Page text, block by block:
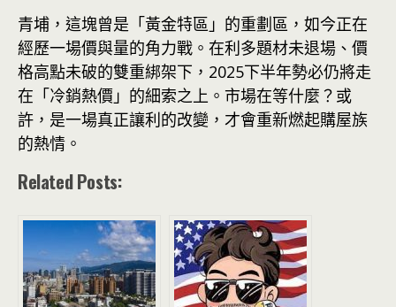
青埔，這塊曾是「黃金特區」的重劃區，如今正在
經歷一場價與量的角力戰。在利多題材未退場、價
格高點未破的雙重綁架下，2025下半年勢必仍將走
在「冷銷熱價」的細索之上。市場在等什麼？或
許，是一場真正讓利的改變，才會重新燃起購屋族
的熱情。
Related Posts: